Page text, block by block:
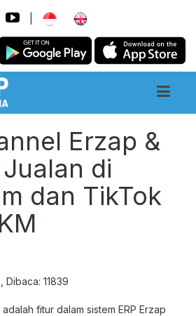
Erzap &
di
dan TikTok
11839
adalah fitur dalam sistem ERP Erzap